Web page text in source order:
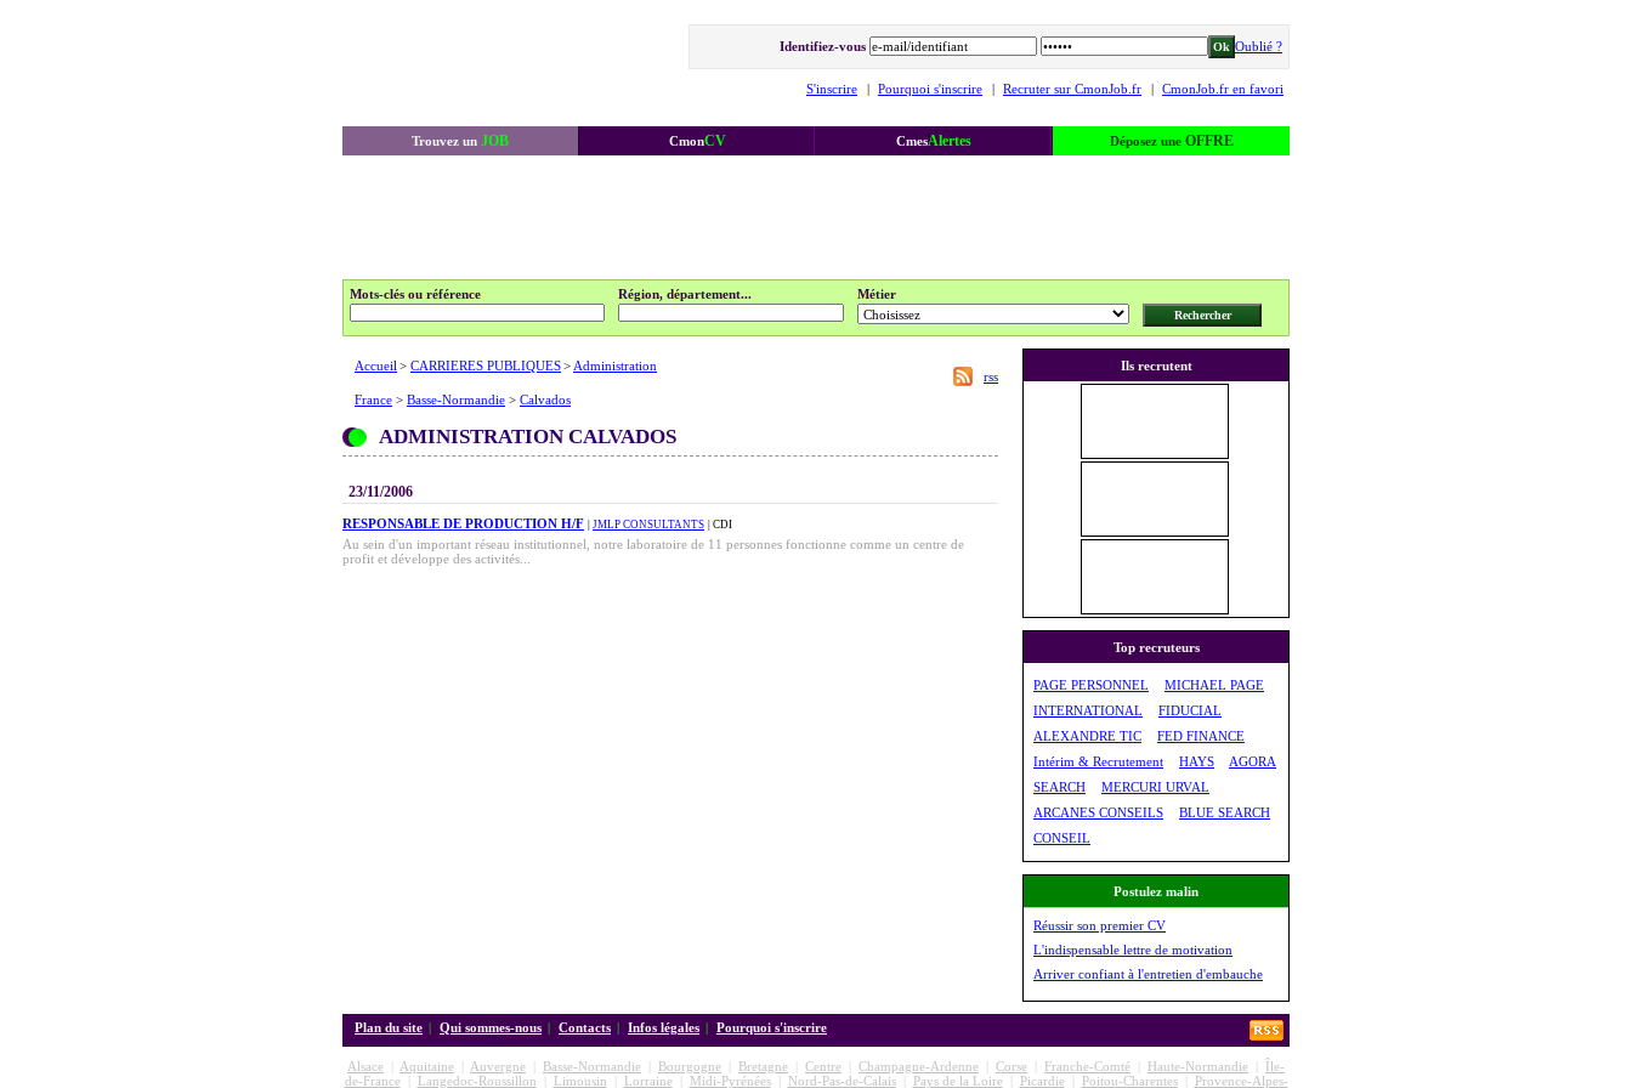
Identifiez-vous Oublié ?
S'inscrire | Pourquoi s'inscrire | Recruter sur CmonJob.fr | CmonJob.fr en favori
Trouvez un JOB CmonCV CmesAlertes Déposez une OFFRE
Mots-clés ou référence Région, département... Métier
rss
Accueil > CARRIERES PUBLIQUES> Administration
France > Basse-Normandie > Calvados
ADMINISTRATION CALVADOS
23/11/2006
RESPONSABLE DE PRODUCTION H/F JMLP CONSULTANTS | CDI
Au sein d'un important réseau institutionnel, notre laboratoire de 11 personnes fonctionne comme un centre de
profit et développe des activités...
Ils recrutent
Top recruteurs
PAGE PERSONNEL
MICHAEL PAGE
INTERNATIONAL
FIDUCIAL
ALEXANDRE TIC
FED FINANCE
Intérim & Recrutement
HAYS
AGORA
SEARCH
MERCURI URVAL
ARCANES CONSEILS
BLUE SEARCH
CONSEIL
Postulez malin
Réussir son premier CV
L'indispensable lettre de motivation
Arriver confiant à l'entretien d'embauche
Plan du site | Qui sommes-nous | Contacts | Infos légales | Pourquoi s'inscrire
Alsace Aquitaine Auvergne Basse-Normandie Bourgogne Bretagne Centre Champagne-Ardenne Corse Franche-Comté Haute-Normandie
Île-
de-France| Langedoc-Roussillon Limousin Lorraine| Midi-Pyrénées| Nord-Pas-de-Calais| Pays de la Loire| Picardie| Poitou-Charentes| Provence-Alpes-